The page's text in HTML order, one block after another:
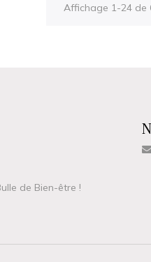
Affichage 1-24 de
de Bien-être !